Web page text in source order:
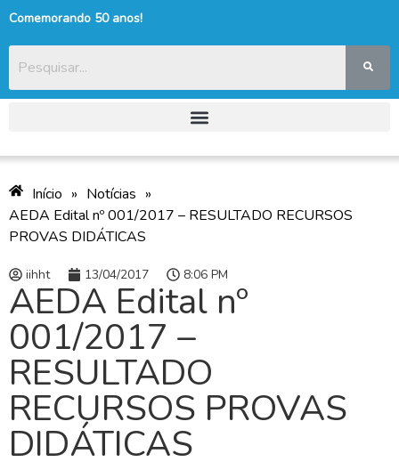
Comemorando 50 anos!
Início » Notícias »
AEDA Edital nº 001/2017 – RESULTADO RECURSOS
PROVAS DIDÁTICAS
iihht 13/04/2017 8:06 PM
AEDA Edital nº
001/2017 –
RESULTADO
RECURSOS PROVAS
DIDÁTICAS